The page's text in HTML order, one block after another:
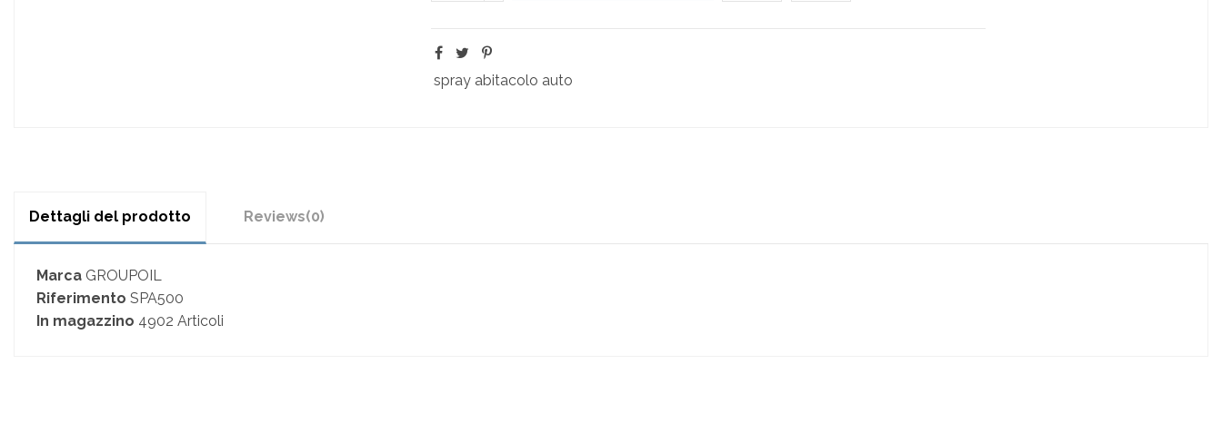
spray abitacolo auto
Dettagli del prodotto Reviews(0)
Marca GROUPOIL
Riferimento SPA500
In magazzino 4902 Articoli